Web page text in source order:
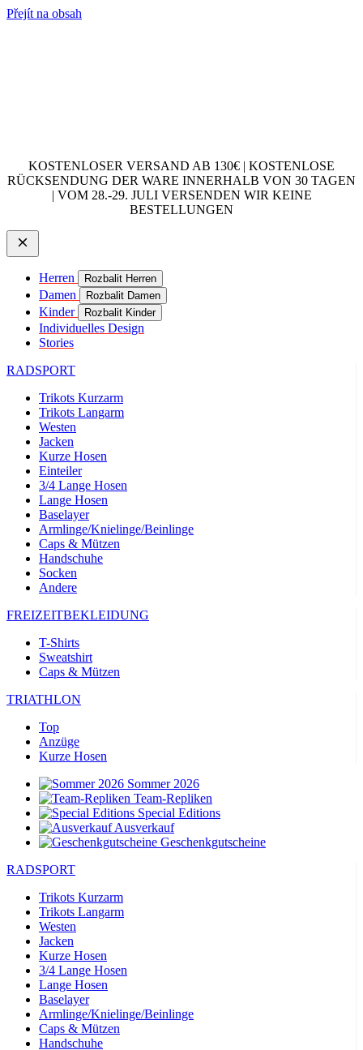
Přejít na obsah
KOSTENLOSER VERSAND AB 130€ | KOSTENLOSE
RÜCKSENDUNG DER WARE INNERHALB VON 30 TAGEN
| VOM 28.-29. JULI VERSENDEN WIR KEINE
BESTELLUNGEN
Herren Rozbalit Herren
Damen Rozbalit Damen
Kinder Rozbalit Kinder
Individuelles Design
Stories
RADSPORT
Trikots Kurzarm
Trikots Langarm
Westen
Jacken
Kurze Hosen
Einteiler
3/4 Lange Hosen
Lange Hosen
Baselayer
Armlinge/Knielinge/Beinlinge
Caps & Mützen
Handschuhe
Socken
Andere
FREIZEITBEKLEIDUNG
T-Shirts
Sweatshirt
Caps & Mützen
TRIATHLON
Top
Anzüge
Kurze Hosen
Sommer 2026
Team-Repliken
Special Editions
Ausverkauf
Geschenkgutscheine
RADSPORT
Trikots Kurzarm
Trikots Langarm
Westen
Jacken
Kurze Hosen
3/4 Lange Hosen
Lange Hosen
Baselayer
Armlinge/Knielinge/Beinlinge
Caps & Mützen
Handschuhe